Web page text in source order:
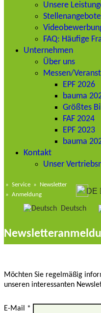
Unsere
Stellenangebote
FAQ: Häufige
Unternehmen
Über uns
Messen/
EPF 2026
bauma
Größtes
FAF 2024
EPF 2023
bauma
Kontakt
Unser
DE
Deutsch
» Service » Newsletter
» Anmeldung
Möchten Sie regelmäßig
unseren interessanten
E-Mail *